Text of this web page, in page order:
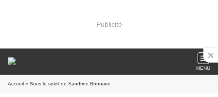
Publicité
MENU
Accueil » Sous le soleil de Sandrine Bonnaire